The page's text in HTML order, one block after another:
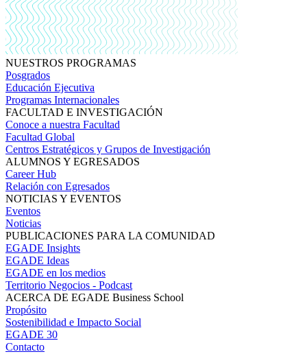
NUESTROS PROGRAMAS
Posgrados
Educación Ejecutiva
Programas Internacionales
FACULTAD E INVESTIGACIÓN
Conoce a nuestra Facultad
Facultad Global
Centros Estratégicos y Grupos de Investigación
ALUMNOS Y EGRESADOS
Career Hub
Relación con Egresados
NOTICIAS Y EVENTOS
Eventos
Noticias
PUBLICACIONES PARA LA COMUNIDAD
EGADE Insights
EGADE Ideas
EGADE en los medios
Territorio Negocios - Podcast
ACERCA DE EGADE Business School
Propósito
Sostenibilidad e Impacto Social
EGADE 30
Contacto